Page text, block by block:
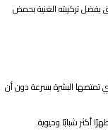
بفضل تركيبته الغنية بحمض
تمتصها البشرة بسرعة دون أن
أكثر شبابًا وحيوية.